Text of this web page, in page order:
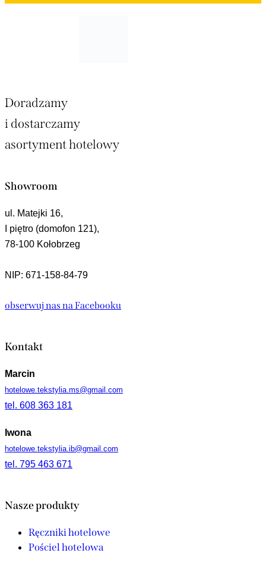
Doradzamy
i dostarczamy
asortyment hotelowy
Showroom
ul. Matejki 16,
I piętro (domofon 121),
78-100 Kołobrzeg
NIP: 671-158-84-79
obserwuj nas na Facebooku
Kontakt
Marcin
hotelowe.tekstylia.ms@gmail.com
tel. 608 363 181
Iwona
hotelowe.tekstylia.ib@gmail.com
tel. 795 463 671
Nasze produkty
Ręczniki hotelowe
Pościel hotelowa